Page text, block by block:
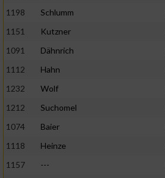
1198
Schlumm
1151
Kutzner
1091
Dähnrich
1112
Hahn
1232
Wolf
1212
Suchomel
1074
Baier
1118
Heinze
1157
---